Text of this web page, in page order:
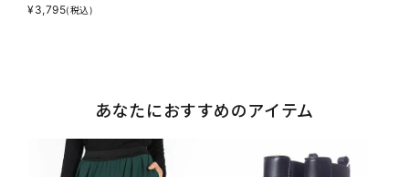
¥3,795(税込)
あなたにおすすめのアイテム